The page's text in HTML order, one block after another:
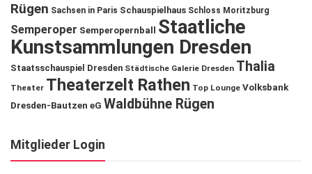
Rügen Sachsen in Paris Schauspielhaus Schloss Moritzburg
Semperoper Semperopernball
Staatliche
Kunstsammlungen Dresden
Staatsschauspiel Dresden Städtische Galerie Dresden Thalia
Theater Theaterzelt Rathen Top Lounge Volksbank
Dresden-Bautzen eG Waldbühne Rügen
Mitglieder Login